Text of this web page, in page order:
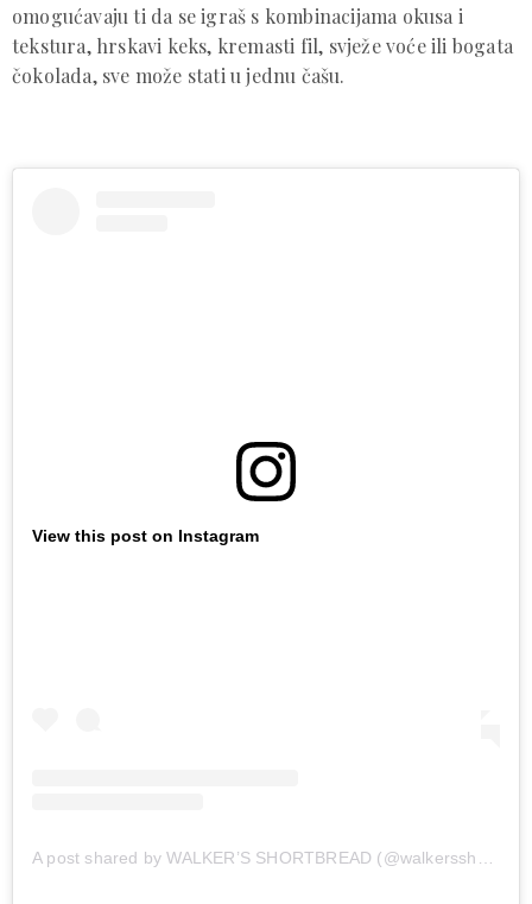
omogućavaju ti da se igraš s kombinacijama okusa i
tekstura, hrskavi keks, kremasti fil, svježe voće ili bogata
čokolada, sve može stati u jednu čašu.
View this post on Instagram